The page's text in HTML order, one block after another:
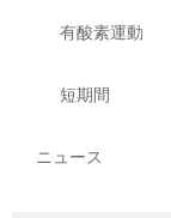
有酸素運動
短期間
ニュース